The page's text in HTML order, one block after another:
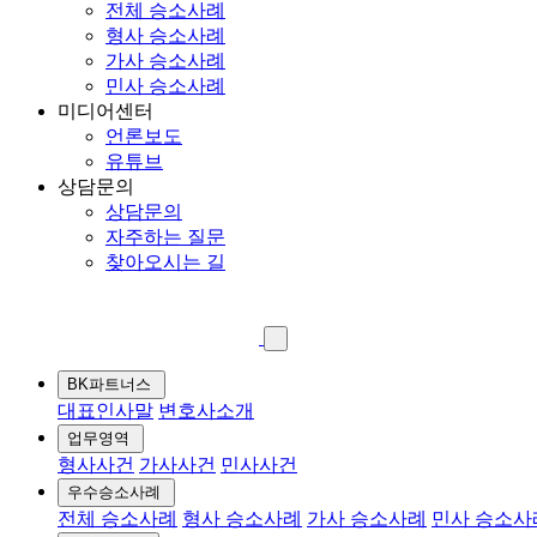
전체 승소사례
형사 승소사례
가사 승소사례
민사 승소사례
미디어센터
언론보도
유튜브
상담문의
상담문의
자주하는 질문
찾아오시는 길
BK파트너스
대표인사말 변호사소개
업무영역
형사사건 가사사건 민사사건
우수승소사례
전체 승소사례 형사 승소사례 가사 승소사례 민사 승소사